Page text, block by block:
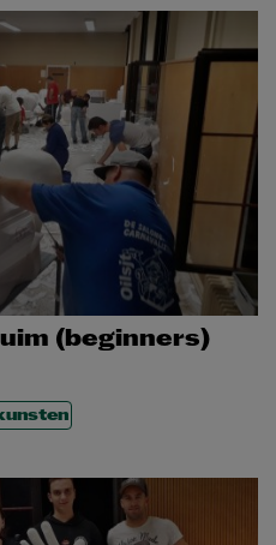
(beginners)